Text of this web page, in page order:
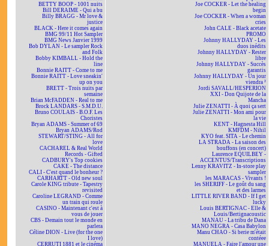
BETTY BOOP - 1001 nuits
Bill DERAIME - Qui a bu
Billy BRAGG - Mr love &
justice
BLACK - Here it comes again
BMG 99/11 Hot Sampler
BMG News Janvier 1999
Bob DYLAN - Le sampler Rock
and Folk
Bobby KIMBALL - Hold the
line
Bonnie RAITT - Come to me
Bonnie RAITT - Love sneakin'
up on you
BRETT - Trois nuits par
semaine
Brian McFADDEN - Real to me
Brock LANDARS - S.M.D.U.
Bruno COULAIS - B.O.F. Les
Choristes
Bryan ADAMS - Summer of 69
Bryan ADAMS/Rod
STEWART/STING - All for
love
CACHAREL & Real World
Records - Gifted
CADBURY's Top cookies
CAKE - The distance
CALI - C'est quand le bonheur ?
CARHARTT - Old new soul
Carole KING tribute - Tapestry
revisited
Caroline LEGRAND - Comme
un train qui roule
CASINO - Maintenant c'est à
vous de jouer
CBS - Demain tout le monde en
parlera
Céline DION - Live (for the one
I love)
CERRUTI 1881 et le cinéma
Joe COCKER - Let the healing
begin
Joe COCKER - When a woman
cries
John CALE - Black acetate
PROMO
Johnny HALLYDAY - Les
duos inédits
Johnny HALLYDAY - Rester
libre
Johnny HALLYDAY - Succès
garantis
Johnny HALLYDAY - Un jour
viendra ²
Jordi SAVALL/HESPERION
XXI - Don Quijote de la
Mancha
Julie ZENATTI - À quoi ça sert
Julie ZENATTI - Mon ami pour
la vie
KENT - Hagnesta Hill
KMFDM - Nihil
KYO feat. SITA - Le chemin
LA STRADA - La saison des
bouffons (en concert)
Laurence EQUILBEY -
ACCENTUS/Transcriptions
Lenny KRAVITZ - In-store play
sampler
les MARACAS - Vivants !
les SHERIFF - Le goût du sang
et des larmes
LITTLE RIVER BAND - If I get
lucky
Louis BERTIGNAC - Elle &
Louis/Bertignacoustic
MANAU - La tribu de Dana
MANO NEGRA - Casa Babylon
Manu CHAO - Si berie m'était
contéee
MANUELA - Faire l'amour une